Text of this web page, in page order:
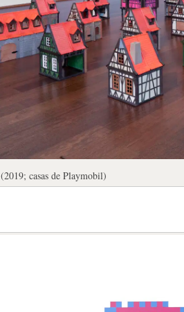
(2019; casas de Playmobil)